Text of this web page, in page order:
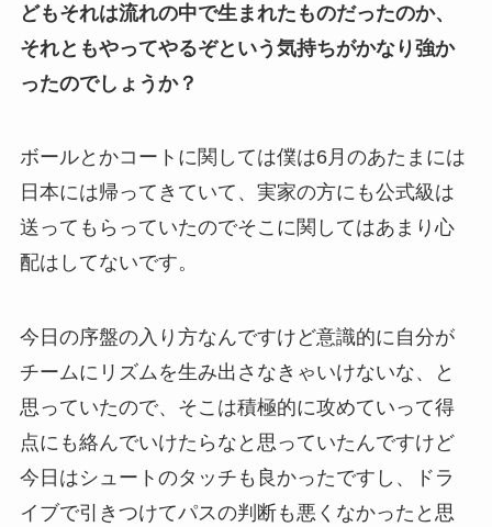
どもそれは流れの中で生まれたものだったのか、
それともやってやるぞという気持ちがかなり強か
ったのでしょうか？
ボールとかコートに関しては僕は6月のあたまには
日本には帰ってきていて、実家の方にも公式級は
送ってもらっていたのでそこに関してはあまり心
配はしてないです。
今日の序盤の入り方なんですけど意識的に自分が
チームにリズムを生み出さなきゃいけないな、と
思っていたので、そこは積極的に攻めていって得
点にも絡んでいけたらなと思っていたんですけど
今日はシュートのタッチも良かったですし、ドラ
イブで引きつけてパスの判断も悪くなかったと思